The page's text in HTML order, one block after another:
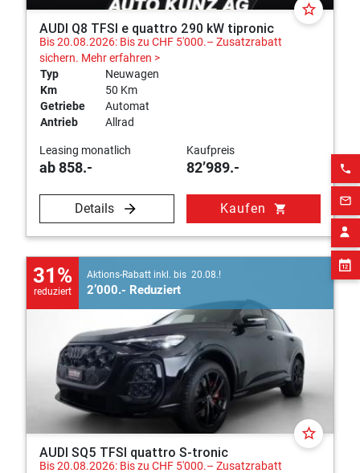
phone
mail_outline
star_border
AUDI Q8 TFSI e quattro 290 kW tipronic
Bis 20.08.2026: Bis zu CHF 5'000.– Zusatzrabatt
sichern. Mehr erfahren >
Typ
Neuwagen
Km
50 Km
Getriebe
Automat
Antrieb
Allrad
Leasing monatlich
ab 858.-
Kaufpreis
82’989.-
Details Kaufen shopping_cart
31%
reduziert
Aktions-Rabatt inkl. bis 20.08.!
2’000.- Reduziert
star_border
AUDI SQ5 TFSI quattro S-tronic
Bis 20.08.2026: Bis zu CHF 5'000.– Zusatzrabatt